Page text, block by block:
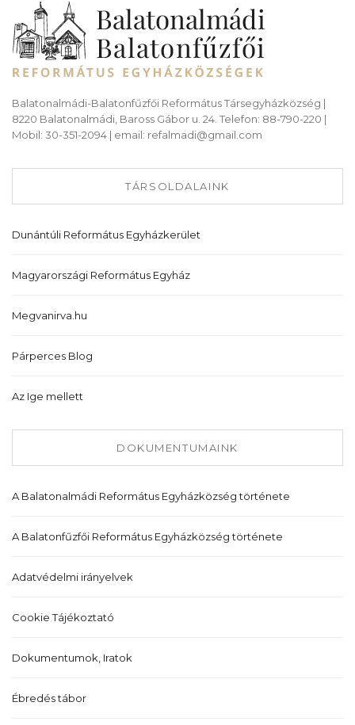
Balatonalmádi-Balatonfűzfői Református Társegyházközség |
8220 Balatonalmádi, Baross Gábor u. 24. Telefon: 88-790-220 |
Mobil: 30-351-2094 | email: refalmadi@gmail.com
TÁRSOLDALAINK
Dunántúli Református Egyházkerület
Magyarországi Református Egyház
Megvanirva.hu
Párperces Blog
Az Ige mellett
DOKUMENTUMAINK
A Balatonalmádi Református Egyházközség története
A Balatonfűzfői Református Egyházközség története
Adatvédelmi irányelvek
Cookie Tájékoztató
Dokumentumok, Iratok
Ébredés tábor